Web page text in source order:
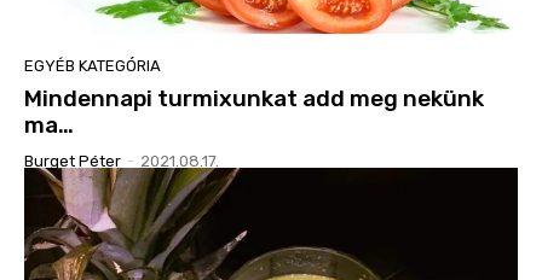
EGYÉB KATEGÓRIA
Mindennapi turmixunkat add meg nekünk
ma…
Burget Péter - 2021.08.17.